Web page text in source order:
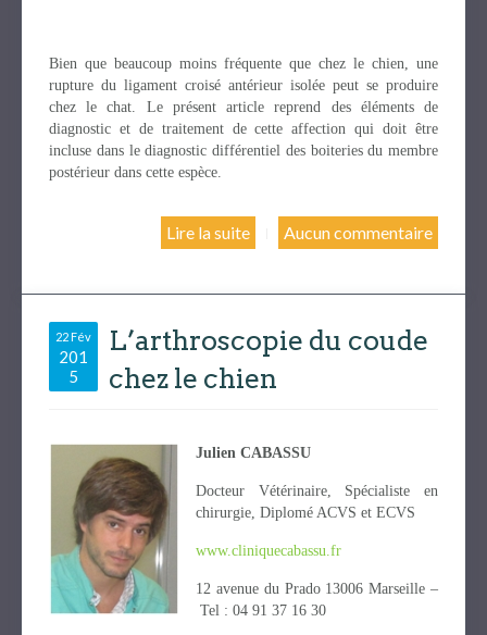
Bien que beaucoup moins fréquente que chez le chien, une
rupture du ligament croisé antérieur isolée peut se produire
chez le chat. Le présent article reprend des éléments de
diagnostic et de traitement de cette affection qui doit être
incluse dans le diagnostic différentiel des boiteries du membre
postérieur dans cette espèce.
Lire la suite Aucun commentaire
22 Fév
201
5
L’arthroscopie du coude
chez le chien
Julien CABASSU
Docteur Vétérinaire, Spécialiste en
chirurgie, Diplomé ACVS et ECVS
www.cliniquecabassu.fr
12 avenue du Prado 13006 Marseille –
Tel : 04 91 37 16 30